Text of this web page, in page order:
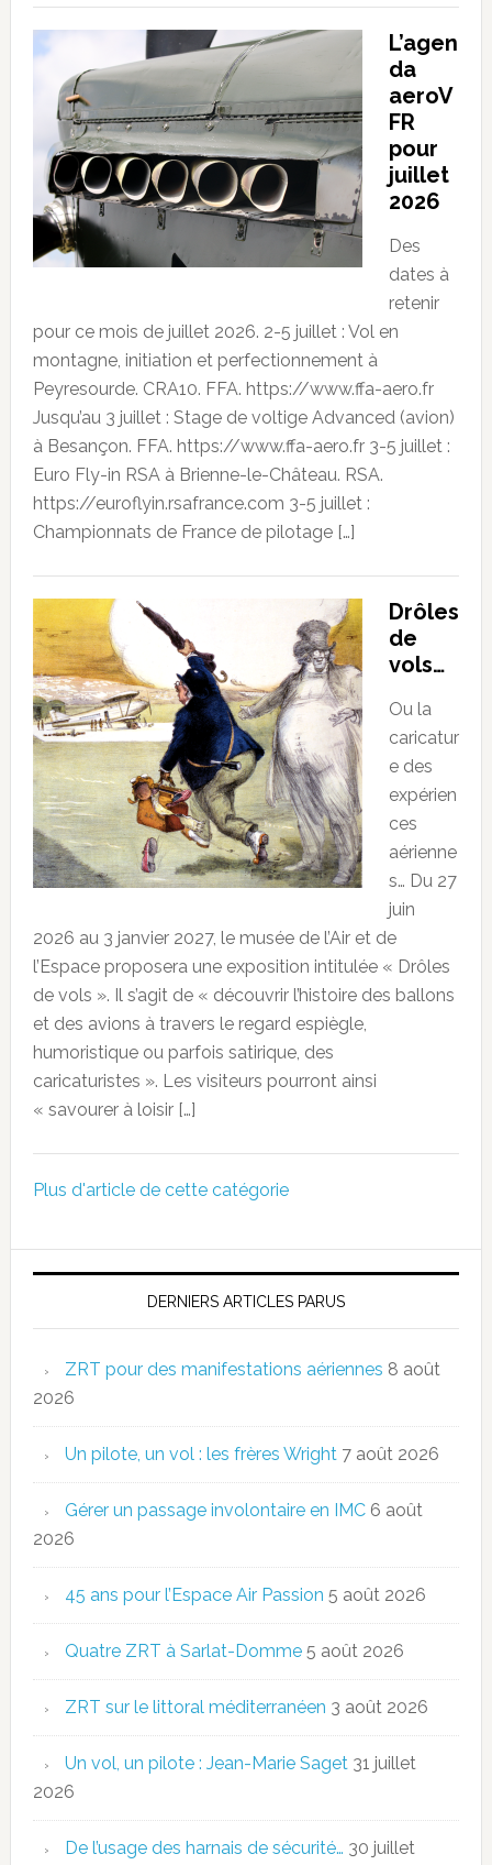
L’agen
da
aeroV
FR
pour
juillet
2026
Des
dates à
retenir
pour ce mois de juillet 2026. 2-5 juillet : Vol en
montagne, initiation et perfectionnement à
Peyresourde. CRA10. FFA. https://www.ffa-aero.fr
Jusqu’au 3 juillet : Stage de voltige Advanced (avion)
à Besançon. FFA. https://www.ffa-aero.fr 3-5 juillet :
Euro Fly-in RSA à Brienne-le-Château. RSA.
https://euroflyin.rsafrance.com 3-5 juillet :
Championnats de France de pilotage […]
Drôles
de
vols…
Ou la
caricatur
e des
expérien
ces
aérienne
s… Du 27
juin
2026 au 3 janvier 2027, le musée de l’Air et de
l’Espace proposera une exposition intitulée « Drôles
de vols ». Il s’agit de « découvrir l’histoire des ballons
et des avions à travers le regard espiègle,
humoristique ou parfois satirique, des
caricaturistes ». Les visiteurs pourront ainsi
« savourer à loisir […]
Plus d'article de cette catégorie
DERNIERS ARTICLES PARUS
ZRT pour des manifestations aériennes 8 août
2026
Un pilote, un vol : les frères Wright 7 août 2026
Gérer un passage involontaire en IMC 6 août
2026
45 ans pour l’Espace Air Passion 5 août 2026
Quatre ZRT à Sarlat-Domme 5 août 2026
ZRT sur le littoral méditerranéen 3 août 2026
Un vol, un pilote : Jean-Marie Saget 31 juillet
2026
De l’usage des harnais de sécurité… 30 juillet